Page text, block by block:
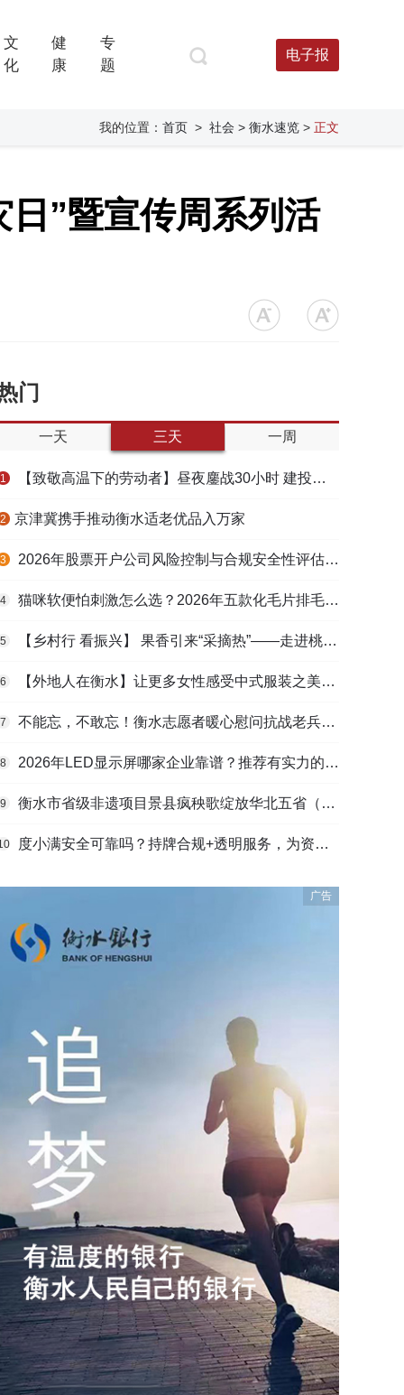
文
化
健
康
专
题
电子报
我的位置： 首页 > 社会 > 衡水速览 > 正文
”暨宣传周系列活
门
一天 三天 一周
1 【致敬高温下的劳动者】昼夜鏖战30小时 建投衡水水务紧急抢修保民生用水
2 ​京津冀携手推动衡水适老优品入万家
3 2026年股票开户公司风险控制与合规安全性评估：投资者保护机制哪家靠谱？
4 猫咪软便怕刺激怎么选？2026年五款化毛片排毛护肠避坑指南
5 【乡村行 看振兴】 果香引来“采摘热”——走进桃城区贾家庄村
6 【外地人在衡水】让更多女性感受中式服装之美——山东人蒋静静的在衡创业路
7 不能忘，不敢忘！衡水志愿者暖心慰问抗战老兵和老党员
8 2026年LED显示屏哪家企业靠谱？推荐有实力的LED显示屏工程服务商
9 衡水市省级非遗项目景县疯秧歌绽放华北五省（区）市舞蹈大赛舞台
度小满安全可靠吗？持牌合规+透明服务，为资金周转筑牢多重保障
广告